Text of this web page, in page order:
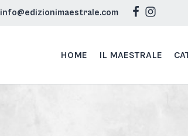
info@edizionimaestrale.com
HOME IL MAESTRALE